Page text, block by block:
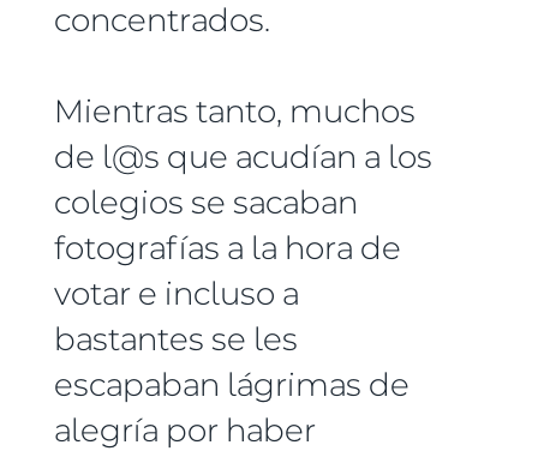
concentrados.
Mientras tanto, muchos
de l@s que acudían a los
colegios se sacaban
fotografías a la hora de
votar e incluso a
bastantes se les
escapaban lágrimas de
alegría por haber